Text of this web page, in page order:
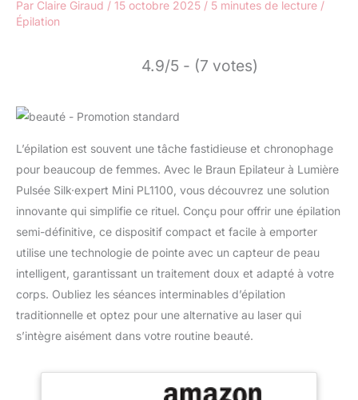
Par Claire Giraud / 15 octobre 2025 / 5 minutes de lecture /
Épilation
4.9/5 - (7 votes)
L’épilation est souvent une tâche fastidieuse et chronophage
pour beaucoup de femmes. Avec le Braun Epilateur à Lumière
Pulsée Silk·expert Mini PL1100, vous découvrez une solution
innovante qui simplifie ce rituel. Conçu pour offrir une épilation
semi-définitive, ce dispositif compact et facile à emporter
utilise une technologie de pointe avec un capteur de peau
intelligent, garantissant un traitement doux et adapté à votre
corps. Oubliez les séances interminables d’épilation
traditionnelle et optez pour une alternative au laser qui
s’intègre aisément dans votre routine beauté.